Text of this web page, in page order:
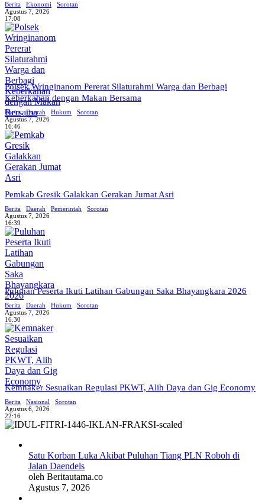
Berita Ekonomi
Sorotan
Agustus 7, 2026
17:08
Polsek Wringinanom Pererat Silaturahmi Warga dan Berbagi
Keberkahan dengan Makan Bersama
Berita Daerah Hukum
Sorotan
Agustus 7, 2026
16:46
Pemkab Gresik Galakkan Gerakan Jumat Asri
Berita Daerah Pemerintah
Sorotan
Agustus 7, 2026
16:39
Puluhan Peserta Ikuti Latihan Gabungan Saka Bhayangkara 2026
Berita Daerah Hukum
Sorotan
Agustus 7, 2026
16:30
Kemnaker Sesuaikan Regulasi PKWT, Alih Daya dan Gig Economy
Berita Nasional
Sorotan
Agustus 6, 2026
22:16
Satu Korban Luka Akibat Puluhan Tiang PLN Roboh di
Jalan Daendels
oleh Beritautama.co
Agustus 7, 2026